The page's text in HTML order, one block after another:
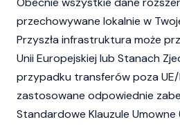
przechowywane lokalnie w
Przyszła infrastruktura może
Unii Europejskiej lub Stanach
przypadku transferów poza
zastosowane odpowiednie
Standardowe Klauzule Umowne